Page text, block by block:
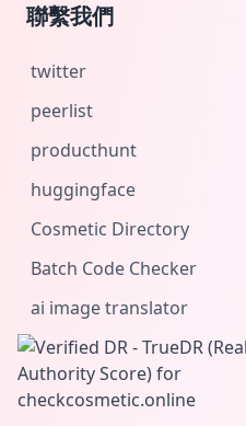
聯繫我們
twitter
peerlist
producthunt
huggingface
Cosmetic Directory
Batch Code Checker
ai image translator